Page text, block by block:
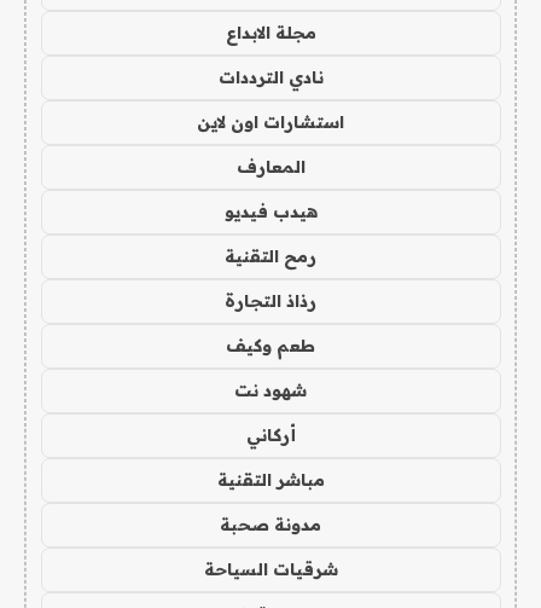
مجلة الابداع
نادي الترددات
استشارات اون لاين
المعارف
هيدب فيديو
رمح التقنية
رذاذ التجارة
طعم وكيف
شهود نت
أركاني
مباشر التقنية
مدونة صحبة
شرقيات السياحة